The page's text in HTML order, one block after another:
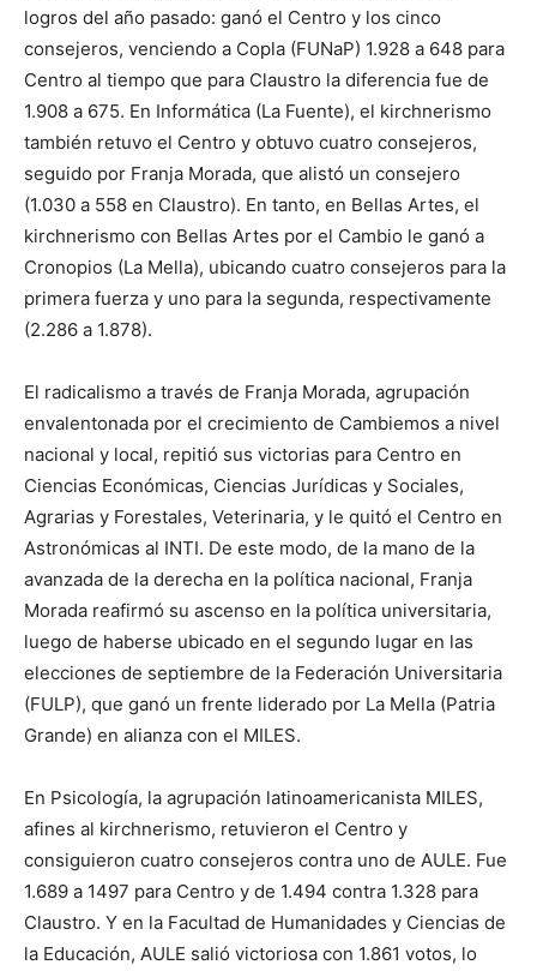
logros del año pasado: ganó el Centro y los cinco
consejeros, venciendo a Copla (FUNaP) 1.928 a 648 para
Centro al tiempo que para Claustro la diferencia fue de
1.908 a 675. En Informática (La Fuente), el kirchnerismo
también retuvo el Centro y obtuvo cuatro consejeros,
seguido por Franja Morada, que alistó un consejero
(1.030 a 558 en Claustro). En tanto, en Bellas Artes, el
kirchnerismo con Bellas Artes por el Cambio le ganó a
Cronopios (La Mella), ubicando cuatro consejeros para la
primera fuerza y uno para la segunda, respectivamente
(2.286 a 1.878).
El radicalismo a través de Franja Morada, agrupación
envalentonada por el crecimiento de Cambiemos a nivel
nacional y local, repitió sus victorias para Centro en
Ciencias Económicas, Ciencias Jurídicas y Sociales,
Agrarias y Forestales, Veterinaria, y le quitó el Centro en
Astronómicas al INTI. De este modo, de la mano de la
avanzada de la derecha en la política nacional, Franja
Morada reafirmó su ascenso en la política universitaria,
luego de haberse ubicado en el segundo lugar en las
elecciones de septiembre de la Federación Universitaria
(FULP), que ganó un frente liderado por La Mella (Patria
Grande) en alianza con el MILES.
En Psicología, la agrupación latinoamericanista MILES,
afines al kirchnerismo, retuvieron el Centro y
consiguieron cuatro consejeros contra uno de AULE. Fue
1.689 a 1497 para Centro y de 1.494 contra 1.328 para
Claustro. Y en la Facultad de Humanidades y Ciencias de
la Educación, AULE salió victoriosa con 1.861 votos, lo